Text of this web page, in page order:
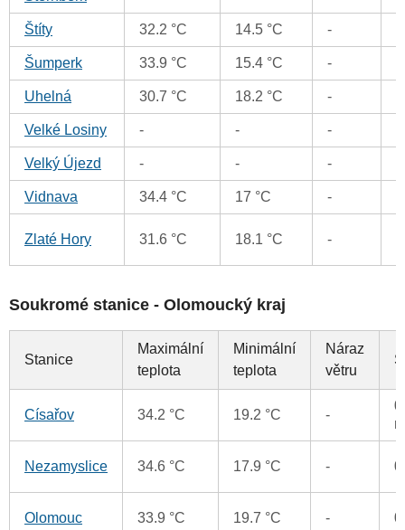
Štíty 32.2 °C 14.5 °C -
Šumperk 33.9 °C 15.4 °C -
Uhelná 30.7 °C 18.2 °C -
Velké Losiny - - -
Velký Újezd - - -
Vidnava 34.4 °C 17 °C -
Zlaté Hory 31.6 °C 18.1 °C -
Soukromé stanice - Olomoucký kraj
Stanice
Maximální
teplota
Minimální
teplota
Náraz
větru
Císařov 34.2 °C 19.2 °C -
Nezamyslice 34.6 °C 17.9 °C - 0
Olomouc 33.9 °C 19.7 °C - 0